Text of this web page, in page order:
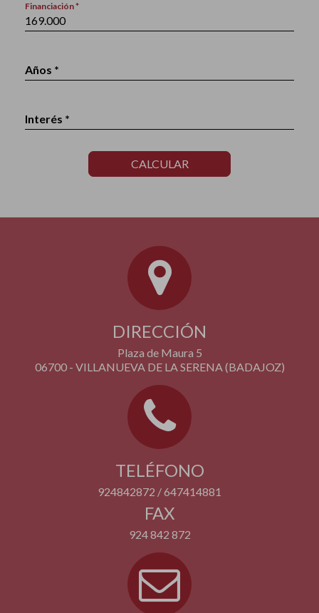
Financiación *
Años *
Interés *
CALCULAR
DIRECCIÓN
Plaza de Maura 5
06700 - VILLANUEVA DE LA SERENA (BADAJOZ)
TELÉFONO
924842872 / 647414881
FAX
924 842 872